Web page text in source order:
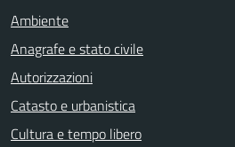
Ambiente
Anagrafe e stato civile
Autorizzazioni
Catasto e urbanistica
Cultura e tempo libero